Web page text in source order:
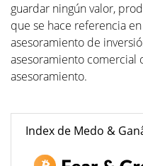
guardar ningún valor,
que se hace referencia
asesoramiento de
asesoramiento
asesoramiento.
Index de Medo &